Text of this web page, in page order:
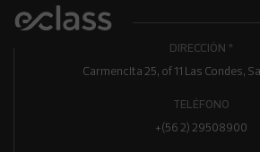
DIRECCIÓN *
Carmencita 25, of 11 Las Condes,
TELÉFONO
+(56 2) 29508900